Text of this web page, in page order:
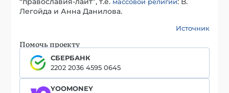
Легойда и Анна Данилова.
Источник
Помочь проекту
СБЕРБАНК
2202 2036 4595 0645
YOOMONEY